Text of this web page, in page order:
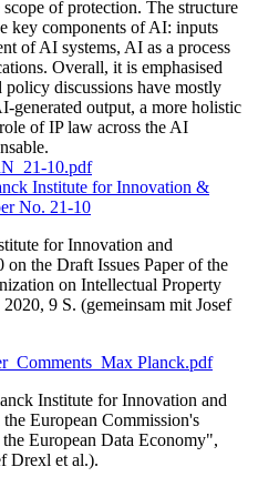
of protection. The structure
key components of AI: inputs
of AI systems, AI as a process
Overall, it is emphasised
discussions have mostly
generated output, a more holistic
of IP law across the AI
10.pdf
Institute for Innovation &
No. 21-10
for Innovation and
the Draft Issues Paper of the
on Intellectual Property
2020, 9 S. (gemeinsam mit Josef
Planck.pdf
Institute for Innovation and
European Commission's
European Data Economy",
Drexl et al.).